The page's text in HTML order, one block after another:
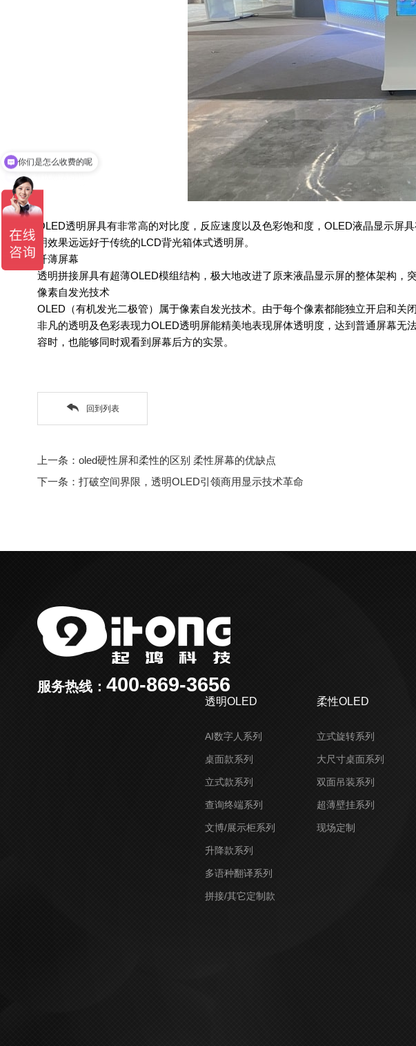
OLED透明屏具有非常高的对比度，反应速度以及色彩饱和度，OLED液晶显示
明效果远远好于传统的LCD背光箱体式透明屏。
纤薄屏幕
透明拼接屏具有超薄OLED模组结构，极大地改进了原来液晶显示屏的整体架构，
像素自发光技术
OLED（有机发光二极管）属于像素自发光技术。由于每个像素都能独立开启和关
非凡的透明及色彩表现力OLED透明屏能精美地表现屏体透明度，达到普通屏幕
容时，也能够同时观看到屏幕后方的实景。
回到列表
上一条：oled硬性屏和柔性的区别 柔性屏幕的优缺点
下一条：打破空间界限，透明OLED引领商用显示技术革命
服务热线： 400-869-3656
透明OLED
AI数字人系列
桌面款系列
立式款系列
查询终端系列
文博/展示柜系列
升降款系列
多语种翻译系列
拼接/其它定制款
柔性OLED
立式旋转系列
大尺寸桌面系列
双面吊装系列
超薄壁挂系列
现场定制
现在有优惠活动吗